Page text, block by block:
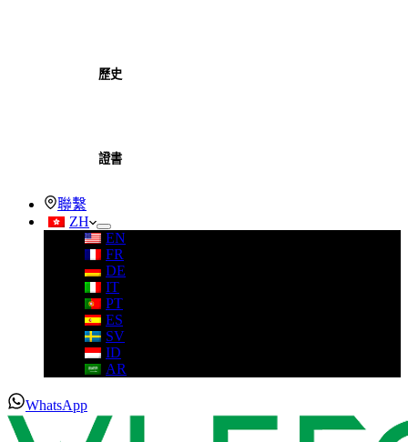
歷史
證書
聯繫
ZH
EN
FR
DE
IT
PT
ES
SV
ID
AR
WhatsApp